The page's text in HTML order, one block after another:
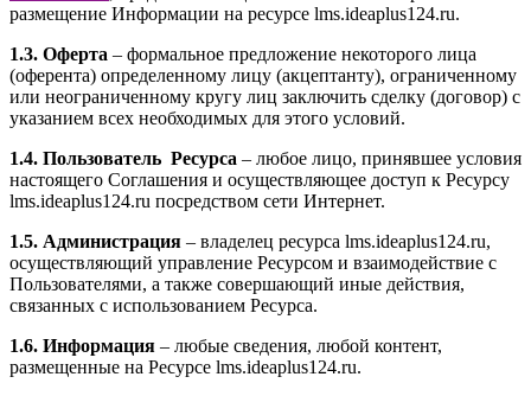
размещение Информации на ресурсе lms.ideaplus124.ru.
1.3. Оферта – формальное предложение некоторого лица
(оферента) определенному лицу (акцептанту), ограниченному
или неограниченному кругу лиц заключить сделку (договор) с
указанием всех необходимых для этого условий.
1.4. Пользователь Ресурса – любое лицо, принявшее условия
настоящего Соглашения и осуществляющее доступ к Ресурсу
lms.ideaplus124.ru посредством сети Интернет.
1.5. Администрация – владелец ресурса lms.ideaplus124.ru,
осуществляющий управление Ресурсом и взаимодействие с
Пользователями, а также совершающий иные действия,
связанных с использованием Ресурса.
1.6. Информация – любые сведения, любой контент,
размещенные на Ресурсе lms.ideaplus124.ru.